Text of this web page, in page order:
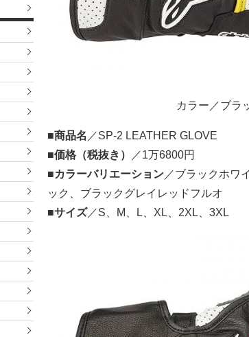
カラー／ブラ
■商品名 ／SP-2 LEATHER GLOVE
■価格（税抜き）
／1万6800円
■カラーバリエーション ／ブラックホワ
ック、ブラックグレイレッドフルオ
■サイズ／S、M、L、XL、2XL、3XL